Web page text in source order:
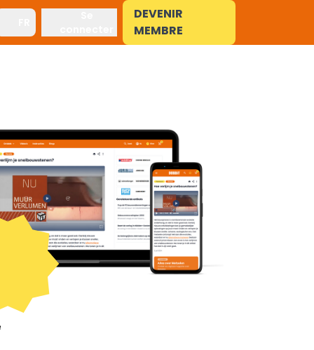
DEVENIR
MEMBRE